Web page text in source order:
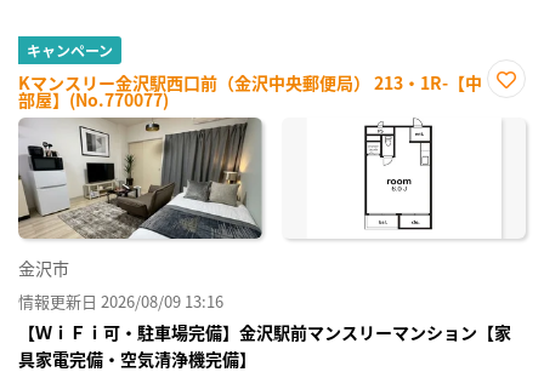
キャンペーン
Kマンスリー金沢駅西口前（金沢中央郵便局） 213・1R-【中
部屋】(No.770077)
に入
金沢市
情報更新日 2026/08/09 13:16
【ＷｉＦｉ可・駐車場完備】金沢駅前マンスリーマンション【家
具家電完備・空気清浄機完備】